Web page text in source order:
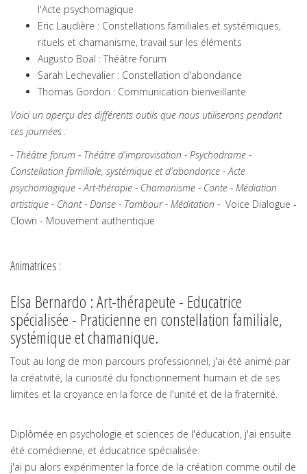
l'Acte psychomagique
Eric Laudière : Constellations familiales et systémiques,
rituels et chamanisme, travail sur les éléments
Augusto Boal : Théâtre forum
Sarah Lechevalier : Constellation d'abondance
Thomas Gordon : Communication bienveillante
Voici un aperçu des différents outils que nous utiliserons pendant
ces journées :
- Théâtre forum - Théâtre d'improvisation - Psychodrame -
Constellation familiale, systémique et d'abondance - Acte
psychomagique - Art-thérapie - Chamanisme - Conte - Médiation
artistique - Chant - Danse - Tambour - Méditation - Voice Dialogue -
Clown - Mouvement authentique
Animatrices :
Elsa Bernardo : Art-thérapeute - Educatrice
spécialisée - Praticienne en constellation familiale,
systémique et chamanique.
Tout au long de mon parcours professionnel, j'ai été animé par
la créativité, la curiosité du fonctionnement humain et de ses
limites et la croyance en la force de l'unité et de la fraternité.
Diplômée en psychologie et sciences de l'éducation, j'ai ensuite
été comédienne, et éducatrice spécialisée.
j'ai pu alors expérimenter la force de la création comme outil de